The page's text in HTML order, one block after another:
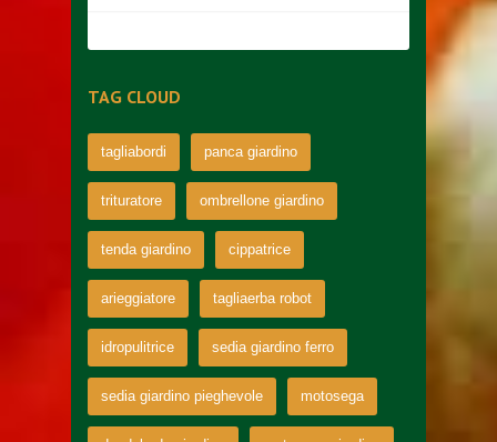
TAG CLOUD
tagliabordi panca giardino
trituratore ombrellone giardino
tenda giardino cippatrice
arieggiatore tagliaerba robot
idropulitrice sedia giardino ferro
sedia giardino pieghevole motosega